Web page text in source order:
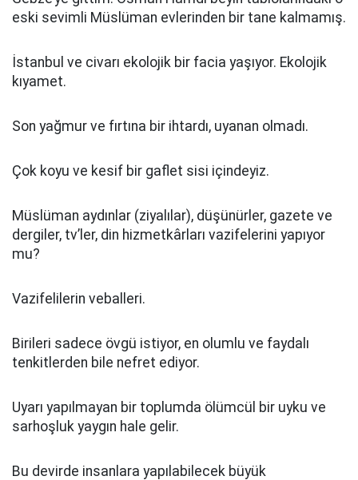
eski sevimli Müslüman evlerinden bir tane kalmamış.
İstanbul ve civarı ekolojik bir facia yaşıyor. Ekolojik
kıyamet.
Son yağmur ve fırtına bir ihtardı, uyanan olmadı.
Çok koyu ve kesif bir gaflet sisi içindeyiz.
Müslüman aydınlar (ziyalılar), düşünürler, gazete ve
dergiler, tv’ler, din hizmetkârları vazifelerini yapıyor
mu?
Vazifelilerin veballeri.
Birileri sadece övgü istiyor, en olumlu ve faydalı
tenkitlerden bile nefret ediyor.
Uyarı yapılmayan bir toplumda ölümcül bir uyku ve
sarhoşluk yaygın hale gelir.
Bu devirde insanlara yapılabilecek büyük